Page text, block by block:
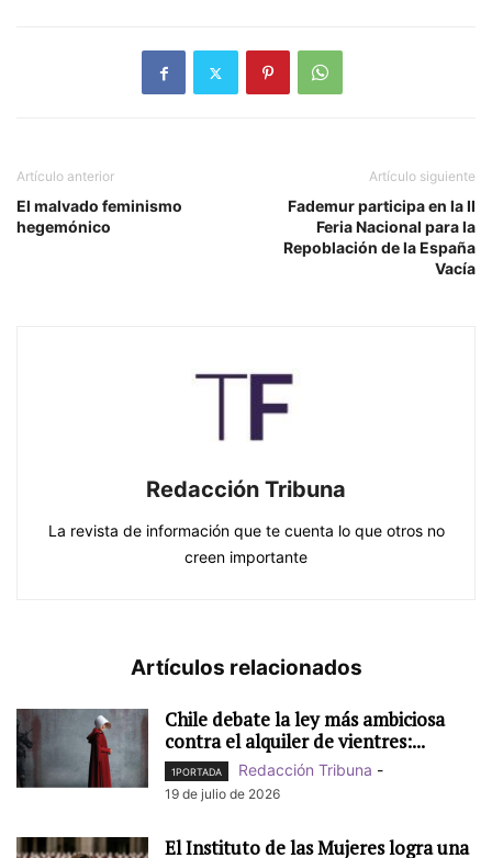
Artículo anterior
El malvado feminismo
hegemónico
Artículo siguiente
Fademur participa en la II
Feria Nacional para la
Repoblación de la España
Vacía
Redacción Tribuna
La revista de información que te cuenta lo que otros no
creen importante
Artículos relacionados
Chile debate la ley más ambiciosa
contra el alquiler de vientres:...
1PORTADA Redacción Tribuna -
19 de julio de 2026
El Instituto de las Mujeres logra una